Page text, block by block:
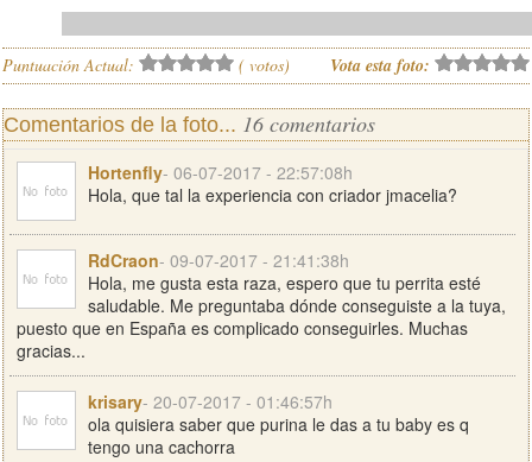
Puntuación Actual: ( votos) Vota esta foto:
Comentarios de la foto... 16 comentarios
Hortenfly- 06-07-2017 - 22:57:08h
Hola, que tal la experiencia con criador jmacelia?
RdCraon- 09-07-2017 - 21:41:38h
Hola, me gusta esta raza, espero que tu perrita esté
saludable. Me preguntaba dónde conseguiste a la tuya,
puesto que en España es complicado conseguirles. Muchas
gracias...
krisary- 20-07-2017 - 01:46:57h
ola quisiera saber que purina le das a tu baby es q
tengo una cachorra